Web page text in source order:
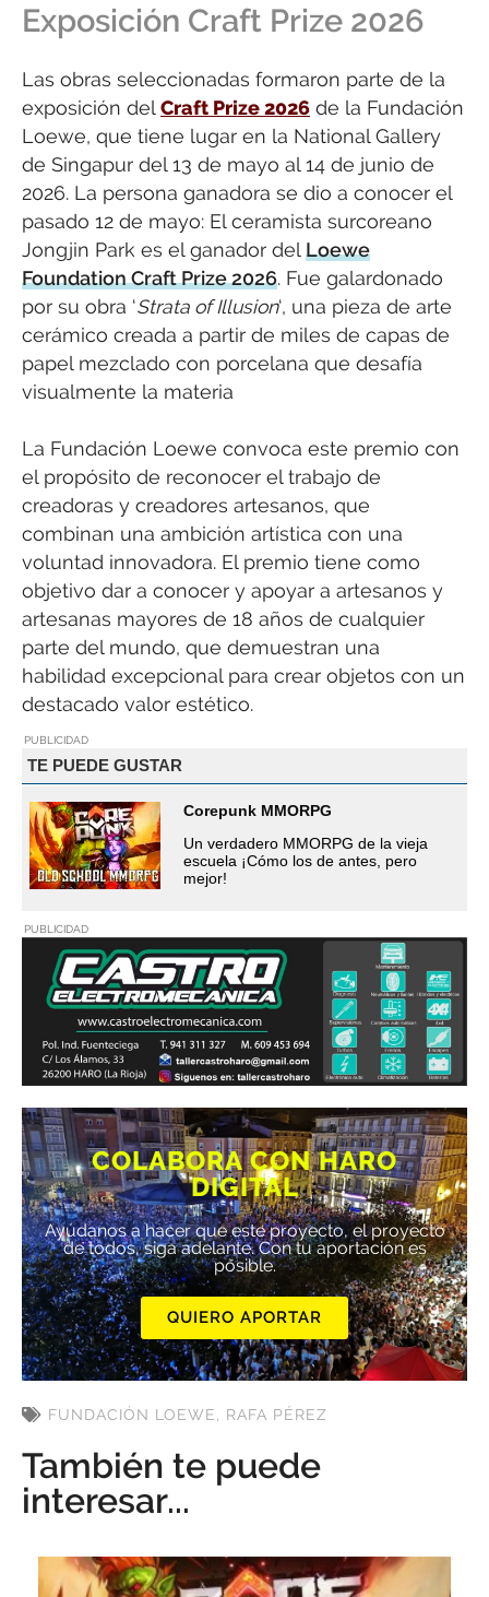
Exposición Craft Prize 2026
Las obras seleccionadas formaron parte de la
exposición del Craft Prize 2026 de la Fundación
Loewe, que tiene lugar en la National Gallery
de Singapur del 13 de mayo al 14 de junio de
2026. La persona ganadora se dio a conocer el
pasado 12 de mayo: El ceramista surcoreano
Jongjin Park es el ganador del Loewe
Foundation Craft Prize 2026. Fue galardonado
por su obra ‘Strata of Illusion‘, una pieza de arte
cerámico creada a partir de miles de capas de
papel mezclado con porcelana que desafía
visualmente la materia
La Fundación Loewe convoca este premio con
el propósito de reconocer el trabajo de
creadoras y creadores artesanos, que
combinan una ambición artística con una
voluntad innovadora. El premio tiene como
objetivo dar a conocer y apoyar a artesanos y
artesanas mayores de 18 años de cualquier
parte del mundo, que demuestran una
habilidad excepcional para crear objetos con un
destacado valor estético.
PUBLICIDAD
TE PUEDE GUSTAR
Corepunk MMORPG
Un verdadero MMORPG de la vieja
escuela ¡Cómo los de antes, pero
mejor!
PUBLICIDAD
COLABORA CON HARO
DIGITAL
Ayúdanos a hacer que este proyecto, el proyecto
de todos, siga adelante. Con tu aportación es
posible.
QUIERO APORTAR
FUNDACIÓN LOEWE, RAFA PÉREZ
También te puede
interesar...